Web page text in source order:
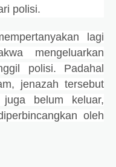
polisi.
lagi
mengeluarkan
polisi. Padahal
jenazah tersebut
belum keluar,
oleh